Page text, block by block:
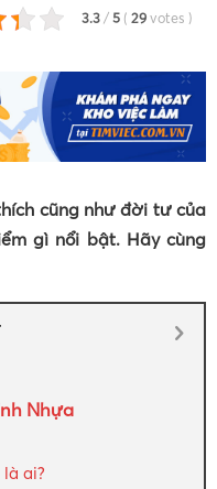
3.3 / 5 ( 29 votes )
cũng như đời tư của
gì nổi bật. Hãy cùng
Nhựa
ai?